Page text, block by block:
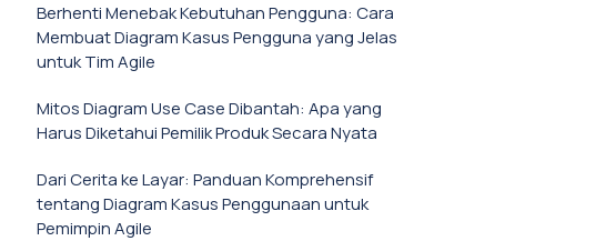
Berhenti Menebak Kebutuhan Pengguna: Cara
Membuat Diagram Kasus Pengguna yang Jelas
untuk Tim Agile
Mitos Diagram Use Case Dibantah: Apa yang
Harus Diketahui Pemilik Produk Secara Nyata
Dari Cerita ke Layar: Panduan Komprehensif
tentang Diagram Kasus Penggunaan untuk
Pemimpin Agile